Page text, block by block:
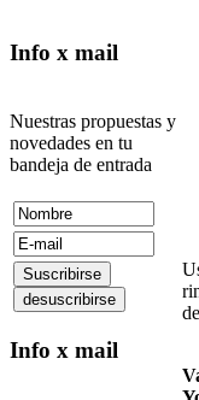
Info x mail
Nuestras propuestas y
novedades en tu
bandeja de entrada
Info x mail